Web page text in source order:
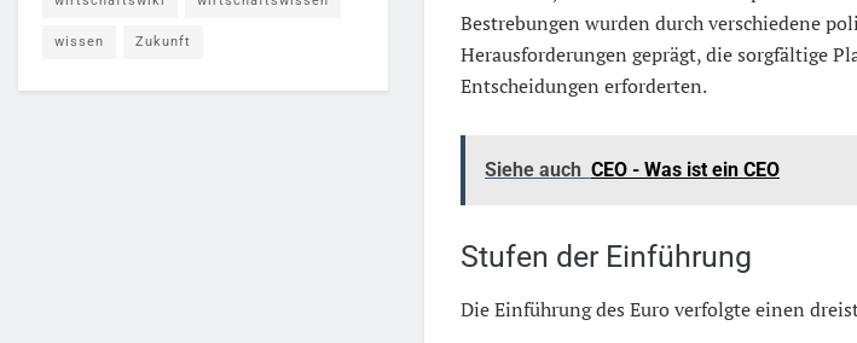
Bestrebungen wurden durch verschiedene
Herausforderungen geprägt, die sorgfältige
Entscheidungen erforderten.
Siehe auch CEO - Was ist ein CEO
Stufen der Einführung
Die Einführung des Euro verfolgte einen
wissen Zukunft